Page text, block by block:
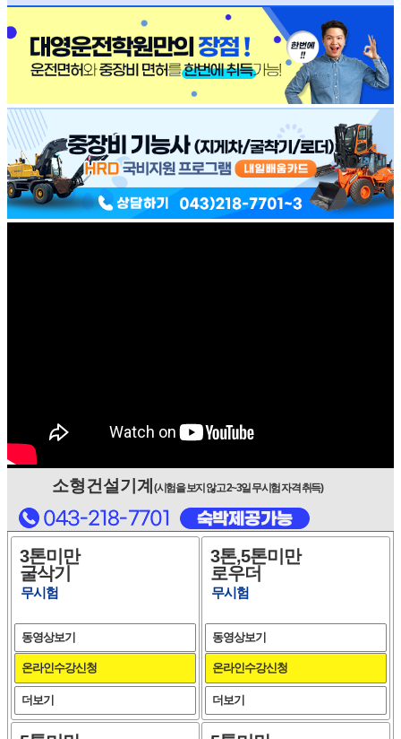
소형건설기계 (시험을 보지 않고 2~3일 무시험 자격 취득)
3톤미만
굴삭기
무시험
더보기
온라인수강신청
동영상보기
3톤,5톤미만
로우더
무시험
더보기
온라인수강신청
동영상보기